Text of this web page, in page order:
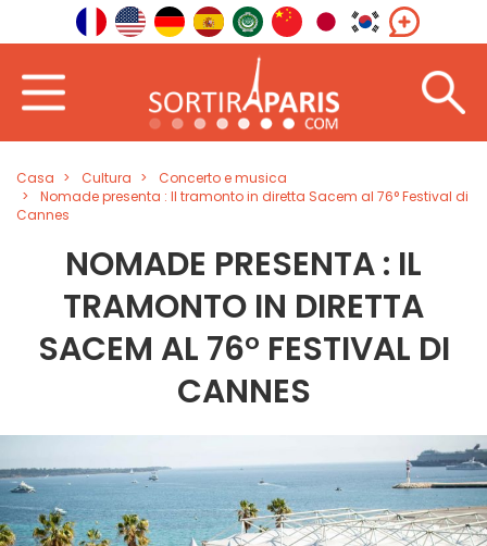
Casa Cultura
Concerto e musica
Nomade presenta : Il tramonto in diretta Sacem al 76° Festival di
Cannes
NOMADE PRESENTA : IL
TRAMONTO IN DIRETTA
SACEM AL 76° FESTIVAL DI
CANNES